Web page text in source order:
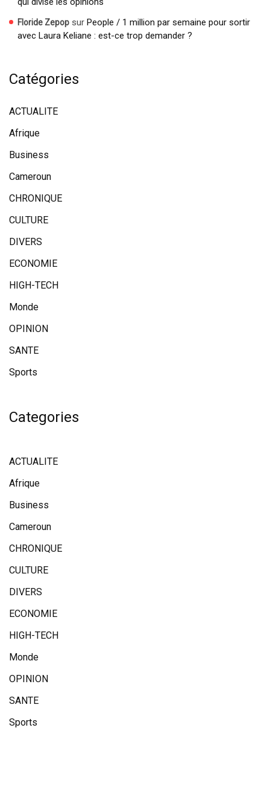
Floride Zepop sur People / 1 million par semaine pour sortir
avec Laura Keliane : est-ce trop demander ?
Catégories
ACTUALITE
Afrique
Business
Cameroun
CHRONIQUE
CULTURE
DIVERS
ECONOMIE
HIGH-TECH
Monde
OPINION
SANTE
Sports
Categories
ACTUALITE
Afrique
Business
Cameroun
CHRONIQUE
CULTURE
DIVERS
ECONOMIE
HIGH-TECH
Monde
OPINION
SANTE
Sports